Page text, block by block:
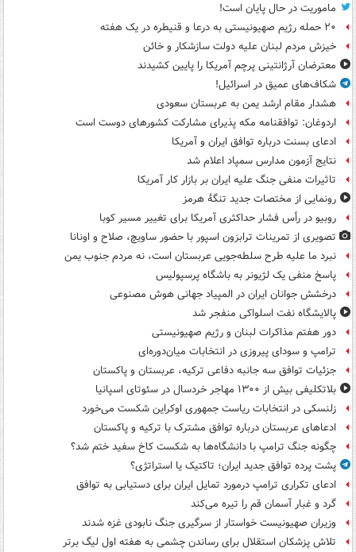
ماموریت در حال پایان است!
۲۰ حمله رژیم صهیونیستی به درعا و قنیطره در یک هفته
خیزش مردم لبنان علیه دولت سازشکار و خائن
معترضان آرژانتینی پرچم آمریکا را پایین کشیدند
شکاف‌های عمیق در اسرائیل!
هشدار مقام ارشد یمن به عربستان سعودی
اردوغان: توافقنامه مکه پذیرای مشارکت کشورهای دوست است
ادعای بسنت درباره توافق ایران و آمریکا
نتایج آزمون مدارس سمپاد اعلام شد
تاثیرات منفی جنگ علیه ایران بر بازار کار آمریکا
رونمایی از مختصات جدید تنگۀ هرمز
روبیو در رأس فشار حداکثری آمریکا برای تغییر مسیر کوبا
تصویری از تمرینات ترابزون اسپور با حضور ساویچ، صلاح و اونانا
نبرد ما علیه طرح سلطه‌جویی عربستان است، نه مردم جنوب یمن
پاسخ منفی یک لژیونر به باشگاه پرسپولیس
درخشش جوانان ایران در المپیاد جهانی هوش مصنوعی
پالایشگاه نفت اسلواکی منفجر شد
دور هفتم مذاکرات لبنان و رژیم صهیونیستی
ترامپ و سودای پیروزی در انتخابات میان‌دوره‌ای
جزئیات توافق سه جانبه دفاعی ترکیه، عربستان و پاکستان
بلاتکلیفی بیش از ۱۳۰۰ مهاجر خردسال در سئوتای اسپانیا
زلنسکی در انتخابات ریاست جمهوری اوکراین شکست می‌خورد
ادعاهای عربستان درباره توافق مشترک با ترکیه و پاکستان
چگونه جنگ ترامپ با دانشگاه‌ها به شکست کاخ سفید ختم شد؟
پشت پرده توافق جدید ایران؛ تاکتیک یا استراتژی؟
ادعای تکراری ترامپ درمورد تمایل ایران برای دستیابی به توافق
گرد و غبار آسمان قم را تیره می‌کند
وزیران صهیونیست خواستار از سرگیری جنگ نابودی غزه شدند
تلاش پزشکان استقلال برای رساندن چشمی به هفته اول لیگ برتر